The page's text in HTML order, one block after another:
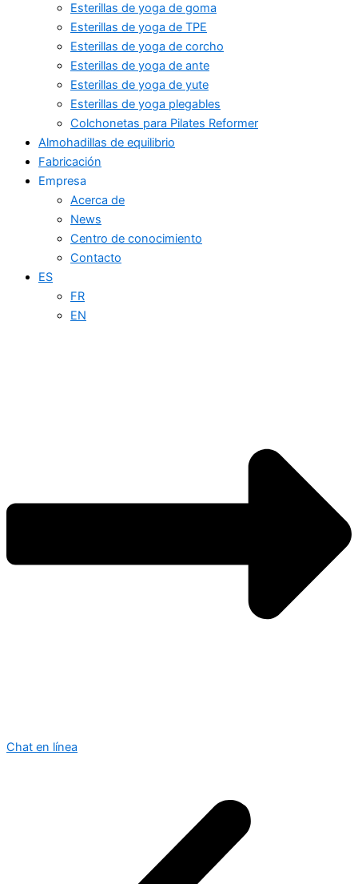
Esterillas de yoga de goma
Esterillas de yoga de TPE
Esterillas de yoga de corcho
Esterillas de yoga de ante
Esterillas de yoga de yute
Esterillas de yoga plegables
Colchonetas para Pilates Reformer
Almohadillas de equilibrio
Fabricación
Empresa
Acerca de
News
Centro de conocimiento
Contacto
ES
FR
EN
Chat en línea